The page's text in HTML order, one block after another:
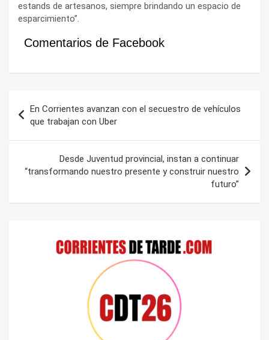
estands de artesanos, siempre brindando un espacio de
esparcimiento”.
Comentarios de Facebook
de
entradas
En Corrientes avanzan con el secuestro de vehículos
que trabajan con Uber
Desde Juventud provincial, instan a continuar
“transformando nuestro presente y construir nuestro
futuro”